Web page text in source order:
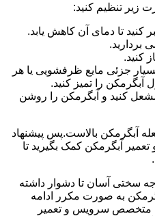
زیر تنظیم کنید:
تا دمای آن کاهش یابد.
بردارید.
کنید.
جزئی مایع ظرفشویی یا هر
آبگرمکن را تمیز کنید.
کنید و آبگرمکن را روشن
آبگرمکن بالاست.پس پیشنهاد
آبگرمکن کمک بگیرید تا
سختی آسان تا دشوار داشته
به صورت مکرر ادامه
متخصص سرویس و تعمیر